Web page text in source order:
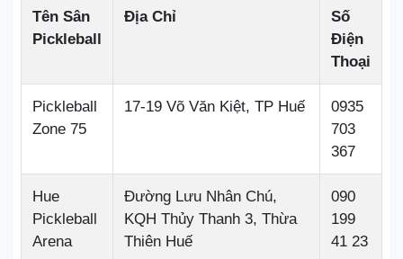
Tên Sân
Pickleball
Địa Chỉ
Số
Điện
Thoại
Pickleball
Zone 75
17-19 Võ Văn Kiệt, TP Huế
0935
703
367
Hue
Pickleball
Arena
Đường Lưu Nhân Chú,
KQH Thủy Thanh 3, Thừa
Thiên Huế
090
199
41 23